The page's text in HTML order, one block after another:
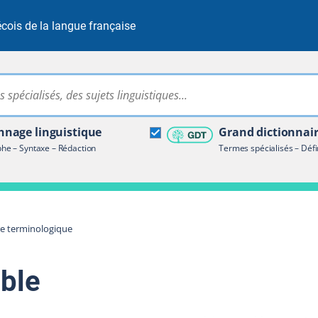
de la langue française
Rechercher dans tout le site
linguistique
– Syntaxe – Rédaction
Grand
Termes spécialisés –
terminologique
terminologique